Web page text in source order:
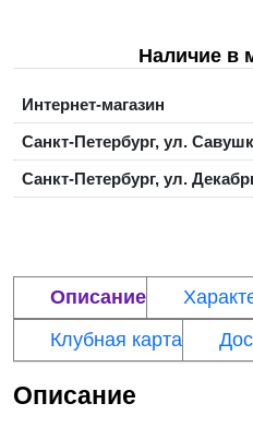
Наличие в
Интернет-магазин
Санкт-Петербург, ул.
Санкт-Петербург, ул.
Описание
Клубная карта
Описание